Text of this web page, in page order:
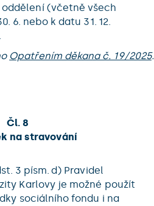
(včetně všech
6. nebo k datu 31. 12.
Opatřením děkana č. 19/2025.
Čl. 8
na stravování
3 písm. d) Pravidel
Karlovy je možné použít
sociálního fondu i na